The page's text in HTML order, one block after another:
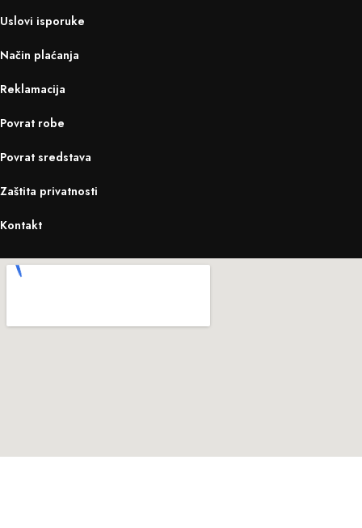
Uslovi isporuke
Način plaćanja
Reklamacija
Povrat robe
Povrat sredstava
Zaštita privatnosti
Kontakt